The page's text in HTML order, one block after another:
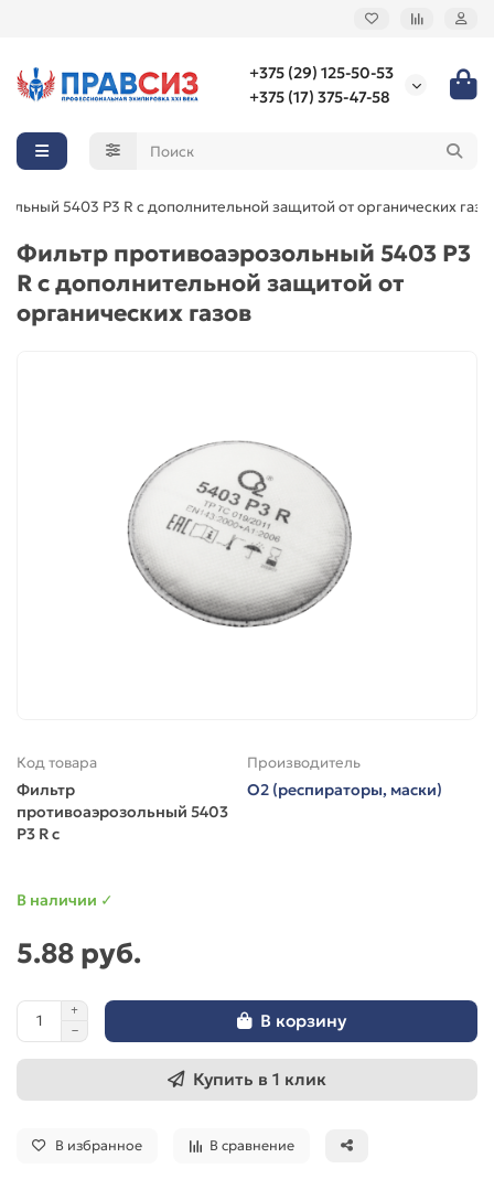
+375 (29) 125-50-53
+375 (17) 375-47-58
5403 P3 R с дополнительной защитой от органических
Фильтр противоаэрозольный 5403 P3
R с дополнительной защитой от
органических газов
Код товара
Фильтр
противоаэрозольный 5403
P3 R с
Производитель
O2 (респираторы, маски)
В наличии ✓
5.88 руб.
В корзину
Купить в 1 клик
В избранное В сравнение